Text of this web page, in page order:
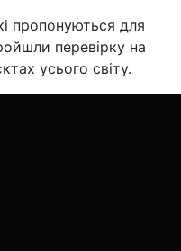
пропонуються для
перевірку на
усього світу.